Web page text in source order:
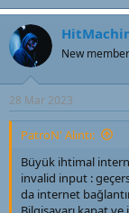
New member
28 Mar 2023
PatroN' Alıntı:
Büyük ihtimal
invalid input :
da internet